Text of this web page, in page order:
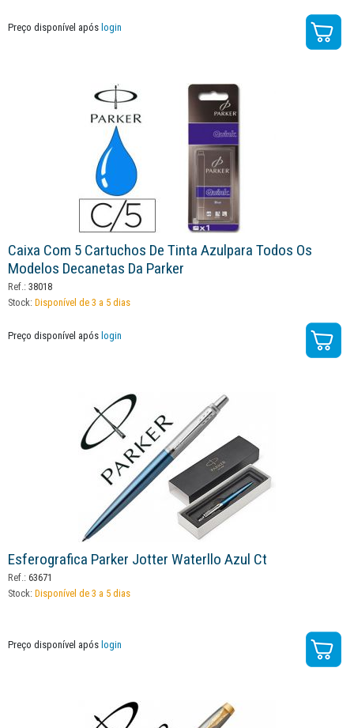
Preço disponível após login
Caixa Com 5 Cartuchos De Tinta Azulpara Todos Os
Modelos Decanetas Da Parker
Ref.: 38018
Stock: Disponível de 3 a 5 dias
Preço disponível após login
Esferografica Parker Jotter Waterllo Azul Ct
Ref.: 63671
Stock: Disponível de 3 a 5 dias
Preço disponível após login